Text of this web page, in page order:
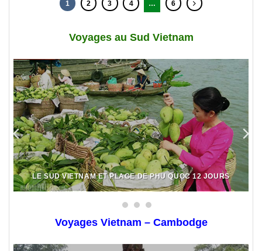
1 2 3 4 … 6
Voyages au Sud Vietnam
LE SUD VIETNAM ET PLAGE DE PHU QUOC 12 JOURS
Voyages Vietnam – Cambodge